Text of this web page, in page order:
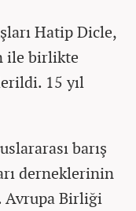
Hatip Dicle,
ile birlikte
15 yıl
barış
derneklerinin
Avrupa Birliği